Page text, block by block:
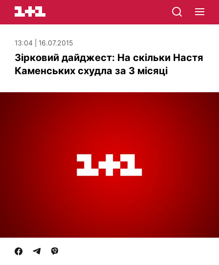
13:04 | 16.07.2015
Зірковий дайджест: На скільки Настя
Каменських схудла за 3 місяці